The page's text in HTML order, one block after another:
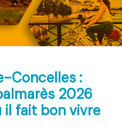
Concelles :
2026
il fait bon vivre